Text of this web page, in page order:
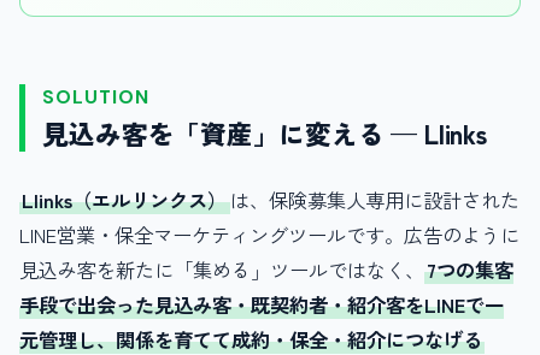
SOLUTION
見込み客を「資産」に変える — Llinks
Llinks（エルリンクス）は、保険募集人専用に設計された
LINE営業・保全マーケティングツールです。広告のように
見込み客を新たに「集める」ツールではなく、
7つの集客
手段で出会った見込み客・既契約者・紹介客をLINEで一
元管理し、関係を育てて成約・保全・紹介につなげる